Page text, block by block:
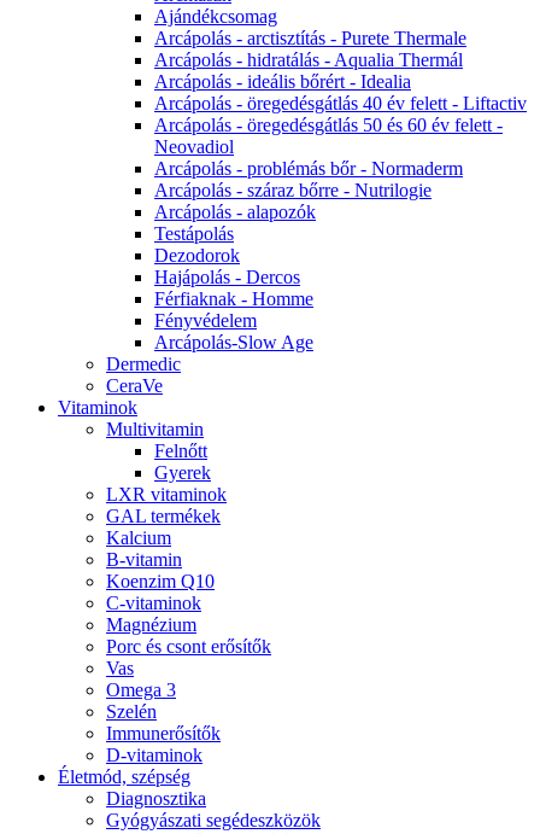
Ajándékcsomag
Arcápolás - arctisztítás - Purete Thermale
Arcápolás - hidratálás - Aqualia Thermál
Arcápolás - ideális bőrért - Idealia
Arcápolás - öregedésgátlás 40 év felett - Liftactiv
Arcápolás - öregedésgátlás 50 és 60 év felett -
Neovadiol
Arcápolás - problémás bőr - Normaderm
Arcápolás - száraz bőrre - Nutrilogie
Arcápolás - alapozók
Testápolás
Dezodorok
Hajápolás - Dercos
Férfiaknak - Homme
Fényvédelem
Arcápolás-Slow Age
Dermedic
CeraVe
Vitaminok
Multivitamin
Felnőtt
Gyerek
LXR vitaminok
GAL termékek
Kalcium
B-vitamin
Koenzim Q10
C-vitaminok
Magnézium
Porc és csont erősítők
Vas
Omega 3
Szelén
Immunerősítők
D-vitaminok
Életmód, szépség
Diagnosztika
Gyógyászati segédeszközök